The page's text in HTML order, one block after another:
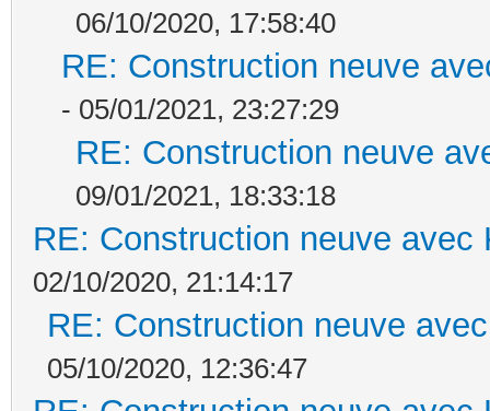
06/10/2020, 17:58:40
RE: Construction neuve
- 05/01/2021, 23:27:29
RE: Construction neuve
09/01/2021, 18:33:18
RE: Construction neuve avec
02/10/2020, 21:14:17
RE: Construction neuve
05/10/2020, 12:36:47